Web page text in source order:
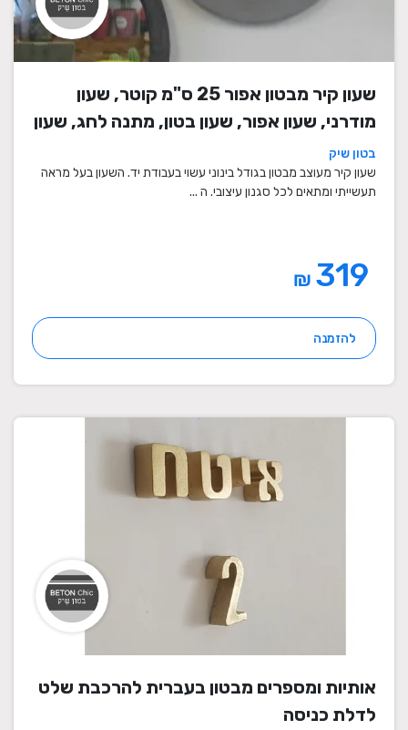
שעון קיר מבטון אפור 25 ס"מ קוטר, שעון
מודרני, שעון אפור, שעון בטון, מתנה לחג, שעון
מעוצב, שעון מיוחד, שעון תעשייתי, שעון לסלון,
שעון קיר
בטון שיק
שעון קיר מעוצב מבטון בגודל בינוני עשוי בעבודת יד. השעון בעל מראה
תעשייתי ומתאים לכל סגנון עיצובי. ה ...
₪
להזמנה
אותיות ומספרים מבטון בעברית להרכבת שלט
לדלת כניסה